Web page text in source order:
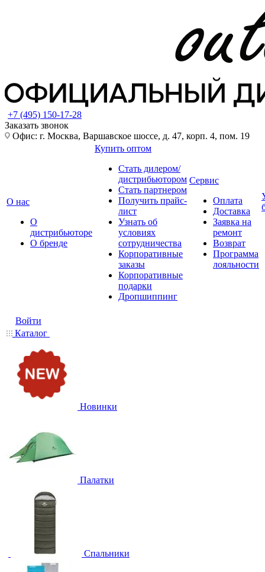
+7 (495) 150-17-28
Заказать звонок
Офис: г. Москва, Варшавское шоссе, д. 47, корп. 4, пом. 19
О нас
О
дистрибьюторе
О бренде
Купить оптом
Стать дилером/
дистрибьютором
Стать партнером
Получить прайс-
лист
Узнать об
условиях
сотрудничества
Корпоративные
заказы
Корпоративные
подарки
Дропшиппинг
Сервис
Оплата
Доставка
Заявка на
ремонт
Возврат
Программа
лояльности
Войти
Каталог
Новинки
Палатки
Спальники